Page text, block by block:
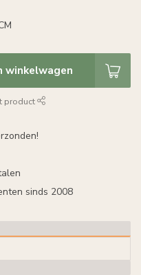
winkelwagen
product
sinds 2008